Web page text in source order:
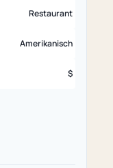
Restaurant
Amerikanisch
$